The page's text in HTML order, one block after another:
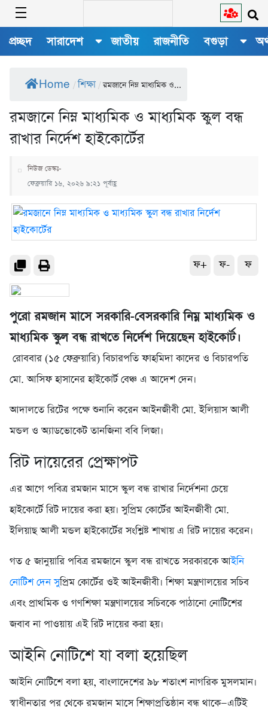
প্রচ্ছদ সারাদেশ জাতীয় রাজনীতি বগুড়া
Home / শিক্ষা / রমজানে নিম্ন মাধ্যমিক ও...
রমজানে নিম্ন মাধ্যমিক ও মাধ্যমিক স্কুল বন্ধ
রাখার নির্দেশ হাইকোর্টের
নিউজ ডেস্কঃ-
ফেব্রুয়ারি ১৬, ২০২৬ ৯:২১ পূর্বাহ্ণ
ফ+ ফ- ফ
পুরো রমজান মাসে সরকারি-বেসরকারি নিম্ন মাধ্যমিক ও
মাধ্যমিক স্কুল বন্ধ রাখতে নির্দেশ দিয়েছেন হাইকোর্ট।
রোববার (১৫ ফেব্রুয়ারি) বিচারপতি ফাহমিদা কাদের ও বিচারপতি
মো. আসিফ হাসানের হাইকোর্ট বেঞ্চ এ আদেশ দেন।
আদালতে রিটের পক্ষে শুনানি করেন আইনজীবী মো. ইলিয়াস আলী
মন্ডল ও অ্যাডভোকেট তানজিনা ববি লিজা।
রিট দায়েরের প্রেক্ষাপট
এর আগে পবিত্র রমজান মাসে স্কুল বন্ধ রাখার নির্দেশনা চেয়ে
হাইকোর্টে রিট দায়ের করা হয়। সুপ্রিম কোর্টের আইনজীবী মো.
ইলিয়াছ আলী মন্ডল হাইকোর্টের সংশ্লিষ্ট শাখায় এ রিট দায়ের করেন।
গত ৫ জানুয়ারি পবিত্র রমজানে স্কুল বন্ধ রাখতে সরকারকে আইনি
নোটিশ দেন সুপ্রিম কোর্টের ওই আইনজীবী। শিক্ষা মন্ত্রণালয়ের সচিব
এবং প্রাথমিক ও গণশিক্ষা মন্ত্রণালয়ের সচিবকে পাঠানো নোটিশের
জবাব না পাওয়ায় এই রিট দায়ের করা হয়।
আইনি নোটিশে যা বলা হয়েছিল
আইনি নোটিশে বলা হয়, বাংলাদেশের ৯৮ শতাংশ নাগরিক মুসলমান।
স্বাধীনতার পর থেকে রমজান মাসে শিক্ষাপ্রতিষ্ঠান বন্ধ থাকে—এটিই